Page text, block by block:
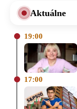
Aktuálne
19:00
17:00